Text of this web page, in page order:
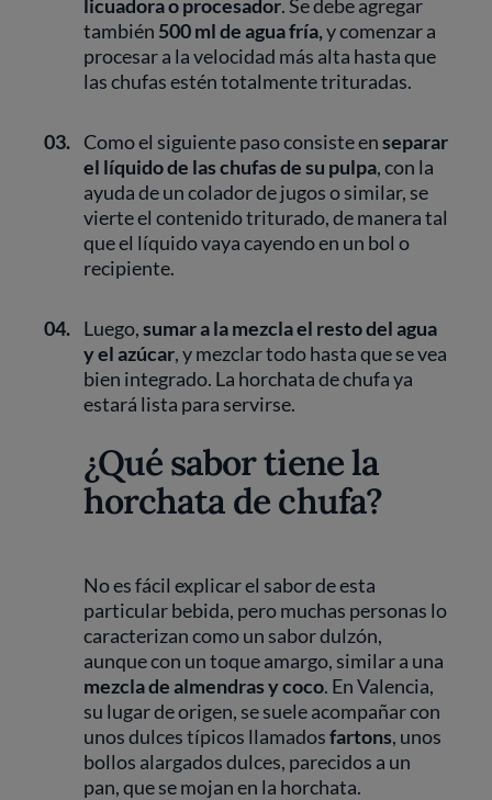
licuadora o procesador. Se debe agregar
también 500 ml de agua fría,y comenzar a
procesar a la velocidad más alta hasta que
las chufas estén totalmente trituradas.
03. Como el siguiente paso consiste enseparar
el líquido de las chufas de su pulpa, con la
ayuda de un colador de jugos o similar, se
vierte el contenido triturado, de manera tal
que el líquido vaya cayendo en un bol o
recipiente.
04. Luego,sumar a la mezcla el resto del agua
y el azúcar, y mezclar todo hasta que se vea
bien integrado. La horchata de chufa ya
estará lista para servirse.
¿Qué sabor tiene la
horchata de chufa?
No es fácil explicar el sabor de esta
particular bebida, pero muchas personas lo
caracterizan como un sabor dulzón,
aunque con un toque amargo, similar a una
mezcla de almendras y coco. En Valencia,
su lugar de origen, se suele acompañar con
unos dulces típicos llamadosfartons, unos
bollos alargados dulces, parecidos a un
pan, que se mojan en la horchata.